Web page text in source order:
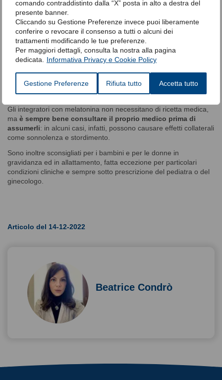
comando contraddistinto dalla “X” posta in alto a destra del
presente banner.
Cliccando su Gestione Preferenze invece puoi liberamente
conferire o revocare il consenso a tutti o alcuni dei
trattamenti modificando le tue preferenze.
Per maggiori dettagli, consulta la nostra alla pagina
dedicata.
Informativa Privacy e Cookie Policy
Gestione Preferenze Rifiuta tutto Accetta tutto
Oltre che per questioni di insonnia,
integratore viene spesso assunta anche in altre occasioni
Per il jet lag
Per il disturbo affettivo stagionale
In caso di turni di lavoro di notte
Il suo dosaggio varia da 1 mg a 5 mg/die, in base alla condizione
clinica da trattare.
Gli integratori con melatonina non necessitano di ricetta medica,
ma è sempre bene consultare il proprio medico prima di
assumerli: in alcuni casi, infatti, possono causare effetti collaterali
come sonnolenza e stordimento.
Sono inoltre sconsigliati per i bambini e per le donne in
gravidanza ed in allattamento, fatta eccezione per particolari
condizioni cliniche e sempre sotto prescrizione del pediatra o del
ginecologo.
Articolo del 14-12-2022
Beatrice Condrò